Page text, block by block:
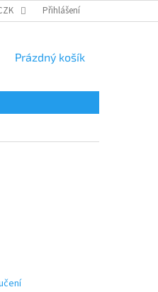
OCHRANA OSOBNÍCH
Přihlášení
NÁKUPNÍ
Prázdný košík